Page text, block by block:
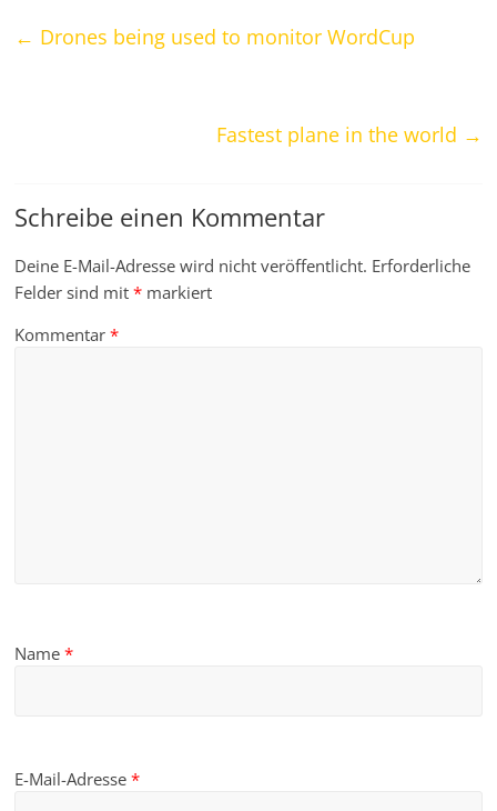
← Drones being used to monitor WordCup
Fastest plane in the world →
Schreibe einen Kommentar
Deine E-Mail-Adresse wird nicht veröffentlicht. Erforderliche
Felder sind mit* markiert
Kommentar*
Name*
E-Mail-Adresse*